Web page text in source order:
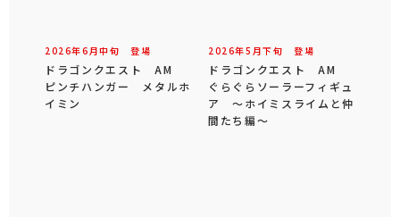
2026年6 月中旬 登場
ドラゴンクエスト AM
ピンチハンガー メタルホ
イミン
2026年5 月下旬 登場
ドラゴンクエスト AM
ぐらぐらソーラーフィギュ
ア ～ホイミスライムと仲
間たち編～